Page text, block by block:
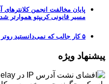
مسیر قانونی کریپتو هموارتر شد
۵ کار جالب که نمی‌دانستید روتر وای فای شما می‌تواند انجام دهد
پیشنهاد ویژه